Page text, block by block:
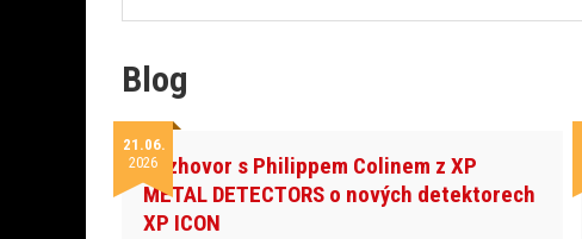
Blog
21.06.
2026Rozhovor s Philippem Colinem z XP
METAL DETECTORS o nových detektorech
XP ICON